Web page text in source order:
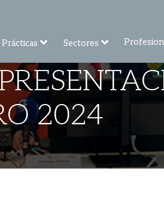
Prácticas Sectores
2024